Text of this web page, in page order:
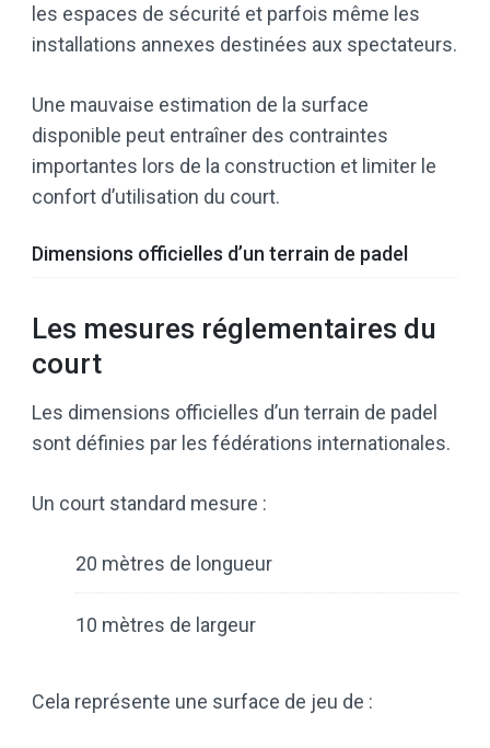
les espaces de sécurité et parfois même les
installations annexes destinées aux spectateurs.
Une mauvaise estimation de la surface
disponible peut entraîner des contraintes
importantes lors de la construction et limiter le
confort d’utilisation du court.
Dimensions officielles d’un terrain de padel
Les mesures réglementaires du
court
Les dimensions officielles d’un terrain de padel
sont définies par les fédérations internationales.
Un court standard mesure :
20 mètres de longueur
10 mètres de largeur
Cela représente une surface de jeu de :